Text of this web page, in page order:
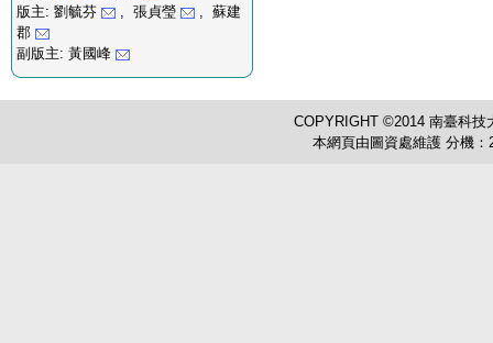
版主: 劉毓芬
, 張貞瑩
, 蘇建
郡
副版主: 黃國峰
COPYRIGHT ©2014 南臺科
本網頁由圖資處維護 分機